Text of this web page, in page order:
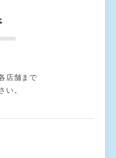
店舗まで
い。